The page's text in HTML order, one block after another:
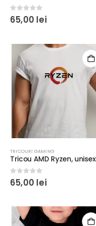
0 out of 5
65,00 lei
TRICOURI GAMING
0 out of 5
65,00 lei